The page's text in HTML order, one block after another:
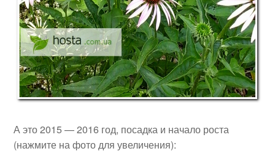
А это 2015 — 2016 год, посадка и начало роста
(нажмите на фото для увеличения):